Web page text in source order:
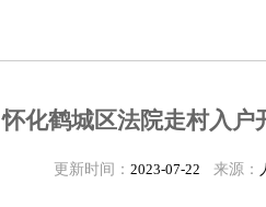
怀化鹤城区法院走村入户
更新时间： 2023-07-22 来源：